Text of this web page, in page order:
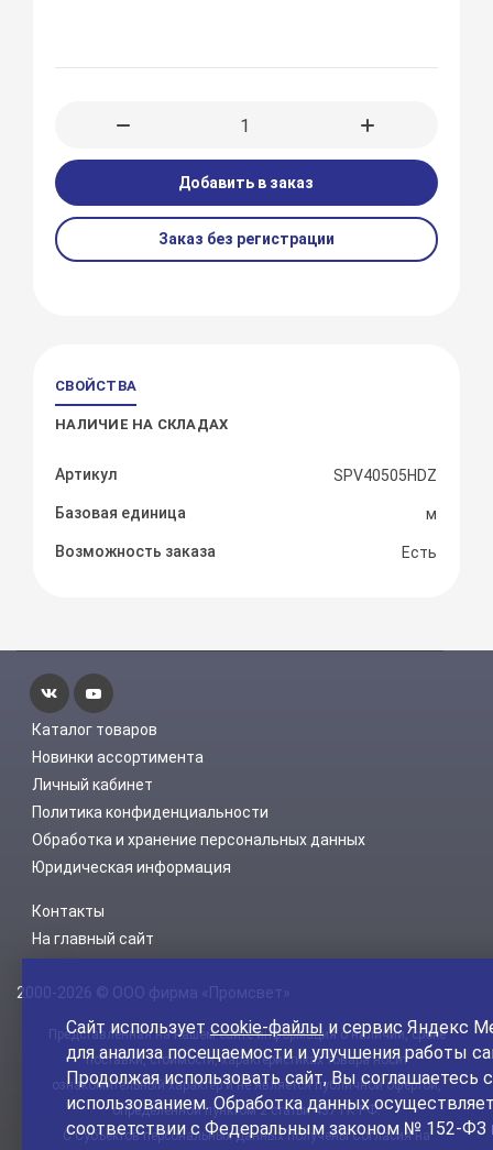
Добавить в заказ
Заказ без регистрации
СВОЙСТВА
НАЛИЧИЕ НА СКЛАДАХ
Артикул SPV40505HDZ
Базовая единица м
Возможность заказа Есть
Каталог товаров
Новинки ассортимента
Личный кабинет
Политика конфиденциальности
Обработка и хранение персональных данных
Юридическая информация
Контакты
На главный сайт
2000-2026 © ООО фирма «Промсвет»
Представленная на нашем сайте информация о наличии, сроке
поставки, стоимости, характеристиках товара носит
ознакомительный характер и не является публичной офертой,
определенной пунктом 2 статьи 437 ГК РФ.
С Субъектов персональных данных получены Согласия на
Сайт используетcookie-файлы и сервис Яндекс
для анализа посещаемости и улучшения работы
Продолжая использовать сайт, Вы соглашаетесь
использованием. Обработка данных
соответствии с Федеральным законом № 152-ФЗ